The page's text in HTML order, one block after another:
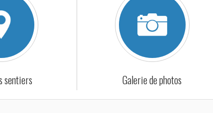
sentiers Galerie de photos